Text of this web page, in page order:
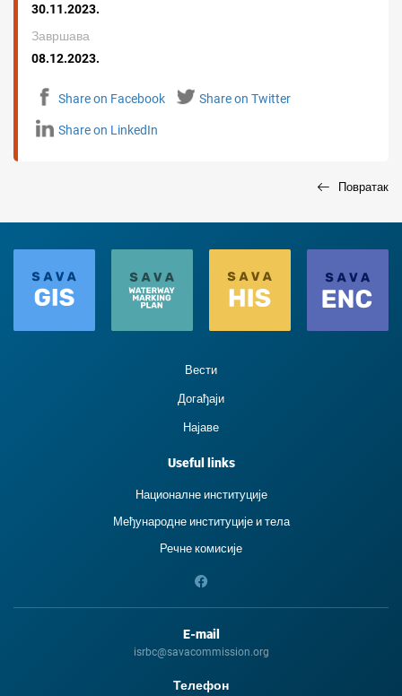
30.11.2023.
Завршава
08.12.2023.
Share on Facebook Share on Twitter
Share on LinkedIn
Повратак
Вести
Догађаји
Најаве
Useful links
Националне институције
Међународне институције и тела
Речне комисије
E-mail
isrbc@savacommission.org
Телефон